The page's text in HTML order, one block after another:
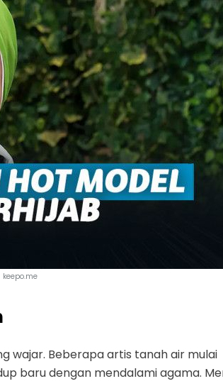
keepo.me
wajar. Beberapa artis tanah air mulai
baru dengan mendalami agama.